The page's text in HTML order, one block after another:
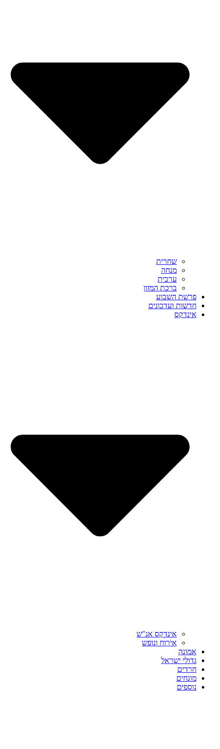
שחרית
מנחה
ערבית
ברכת המזון
פרשת השבוע
חדשות ועדכונים
אינדקס
אינדקס אנ"ש
אירוח ונופש
אמונה
גדולי ישראל
חרדים
מונחים
נוספים